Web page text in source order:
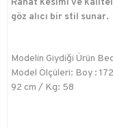
Rahat kesimi ve
göz alıcı bir stil sunar.
Modelin Giydiği Ürün
Model Ölçüleri: Boy :
92 cm / Kg: 58